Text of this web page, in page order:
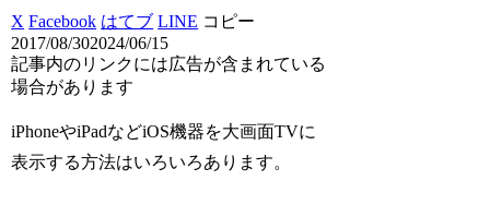
X Facebook はてブ LINE コピー
2017/08/302024/06/15
記事内のリンクには広告が含まれている
場合があります
iPhoneやiPadなどiOS機器を大画面TVに
表示する方法はいろいろあります。